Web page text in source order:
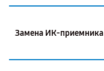
Замена ИК-приемника